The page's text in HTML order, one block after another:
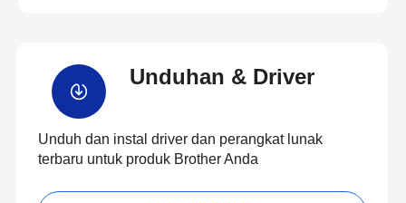
Unduhan & Driver
Unduh dan instal driver dan perangkat lunak
terbaru untuk produk Brother Anda